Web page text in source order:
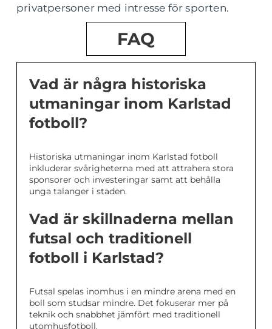
privatpersoner med intresse för sporten.
FAQ
Vad är några historiska
utmaningar inom Karlstad
fotboll?
Historiska utmaningar inom Karlstad fotboll
inkluderar svårigheterna med att attrahera stora
sponsorer och investeringar samt att behålla
unga talanger i staden.
Vad är skillnaderna mellan
futsal och traditionell
fotboll i Karlstad?
Futsal spelas inomhus i en mindre arena med en
boll som studsar mindre. Det fokuserar mer på
teknik och snabbhet jämfört med traditionell
utomhusfotboll.